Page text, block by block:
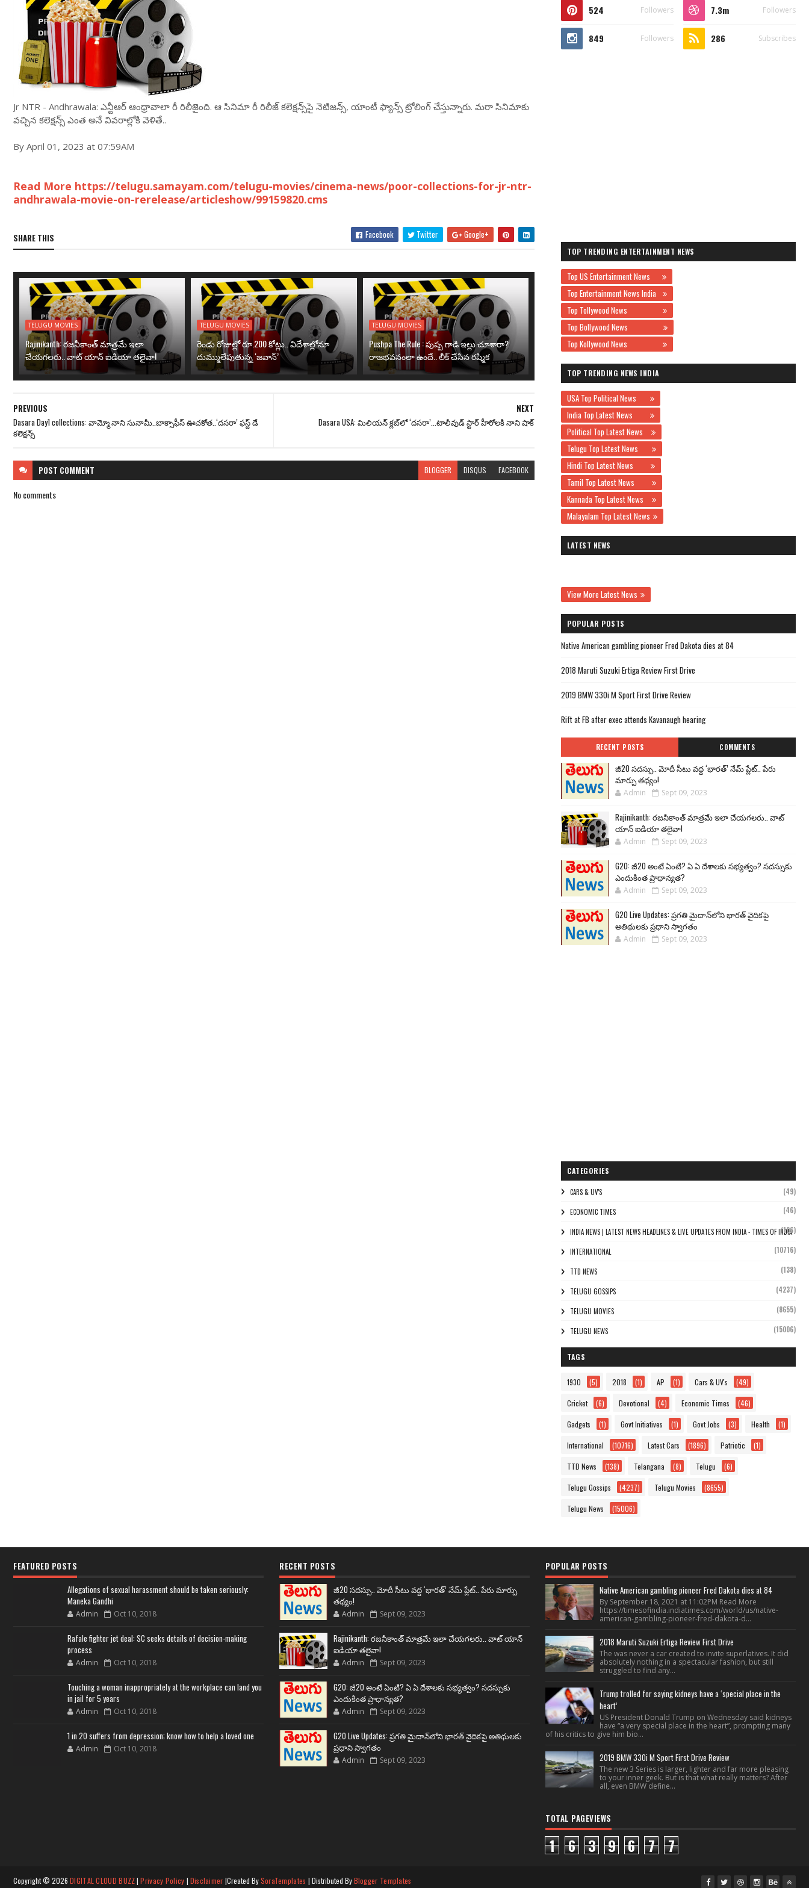
Jr NTR - Andhrawala: ఎన్టీఆర్ ఆంధ్రావాలా రీ రిలీజైంది. ఆ సినిమా రీ రిలీజ్ క‌లెక్ష‌న్స్‌పై నెటిజ‌న్స్, యాంటీ ఫ్యాన్స్ ట్రోలింగ్ చేస్తున్నారు. మరా సినిమాకు
వ‌చ్చిన క‌లెక్ష‌న్స్ ఎంత అనే వివ‌రాల్లోకి వెళితే..
By April 01, 2023 at 07:59AM
Read More https://telugu.samayam.com/telugu-movies/cinema-news/poor-collections-for-jr-ntr-
andhrawala-movie-on-rerelease/articleshow/99159820.cms
SHARE THIS Facebook Twitter Google+
TELUGU MOVIES
Rajinikanth: రజనీకాంత్ మాత్రమే ఇలా
చేయగలరు.. వాట్ యాన్ ఐడియా తలైవా!
TELUGU MOVIES
రెండు రోజుల్లో రూ.200 కోట్లు.. విదేశాల్లోనూ
దుమ్ములేపుతున్న ‘జవాన్’
TELUGU MOVIES
Pushpa The Rule : పుష్ప గాడి ఇల్లు చూశారా?
రాజభవనంలా ఉందే.. లీక్ చేసిన రష్మిక
NEXT
Dasara USA: మిలియన్ క్లబ్‌లో ‘దసరా’...టాలీవుడ్ స్టార్ హీరోలకి నాని షాక్
PREVIOUS
Dasara Day1 collections: వామ్మో నాని సునామీ..బాక్సాఫీస్ ఊచ‌కోత‌..‘దసరా’ ఫ‌స్ట్ డే
క‌లెక్ష‌న్స్‌
POST COMMENT BLOGGER DISQUS FACEBOOK
No comments
524 Followers 7.3m Followers
849 Followers 286 Subscribes
TOP TRENDING ENTERTAINMENT NEWS
Top US Entertainment News
Top Entertainment News India
Top Tollywood News
Top Bollywood News
Top Kollywood News
TOP TRENDING NEWS INDIA
USA Top Political News
India Top Latest News
Political Top Latest News
Telugu Top Latest News
Hindi Top Latest News
Tamil Top Latest News
Kannada Top Latest News
Malayalam Top Latest News
LATEST NEWS
View More Latest News
POPULAR POSTS
Native American gambling pioneer Fred Dakota dies at 84
2018 Maruti Suzuki Ertiga Review First Drive
2019 BMW 330i M Sport First Drive Review
Rift at FB after exec attends Kavanaugh hearing
RECENT POSTS COMMENTS
జీ20 సదస్సు.. మోదీ సీటు వద్ద ‘భారత్’ నేమ్ ప్లేట్‌.. పేరు
మార్పు తథ్యం!
Admin Sept 09, 2023
Rajinikanth: రజనీకాంత్ మాత్రమే ఇలా చేయగలరు.. వాట్
యాన్ ఐడియా తలైవా!
Admin Sept 09, 2023
G20: జీ20 అంటే ఏంటి? ఏ ఏ దేశాలకు సభ్యత్వం? సదస్సుకు
ఎందుకింత ప్రాధాన్యత?
Admin Sept 09, 2023
G20 Live Updates: ప్రగతి మైదాన్‌లోని భారత్ వైదికపై
అతిథులకు ప్రధాని స్వాగతం
Admin Sept 09, 2023
CATEGORIES
CARS & UV'S (49)
ECONOMIC TIMES (46)
INDIA NEWS | LATEST NEWS HEADLINES & LIVE UPDATES FROM INDIA - TIMES OF INDIA
(106)
INTERNATIONAL (10716)
TTD NEWS (138)
TELUGU GOSSIPS (4237)
TELUGU MOVIES (8655)
TELUGU NEWS (15006)
TAGS
1930 (5) 2018 (1) AP (1) Cars & UV's (49)
Cricket (6) Devotional (4) Economic Times (46)
Gadgets (1) Govt Initiatives (1) Govt Jobs (3) Health (1)
International (10716) Latest Cars (1896) Patriotic (1)
TTD News (138) Telangana (8) Telugu (6)
Telugu Gossips (4237) Telugu Movies (8655)
Telugu News (15006)
FEATURED POSTS
Allegations of sexual harassment should be taken seriously:
Maneka Gandhi
Admin Oct 10, 2018
Rafale fighter jet deal: SC seeks details of decision-making
process
Admin Oct 10, 2018
Touching a woman inappropriately at the workplace can land you
in jail for 5 years
Admin Oct 10, 2018
1 in 20 suffers from depression; know how to help a loved one
Admin Oct 10, 2018
RECENT POSTS
జీ20 సదస్సు.. మోదీ సీటు వద్ద ‘భారత్’ నేమ్ ప్లేట్‌.. పేరు మార్పు
తథ్యం!
Admin Sept 09, 2023
Rajinikanth: రజనీకాంత్ మాత్రమే ఇలా చేయగలరు.. వాట్ యాన్
ఐడియా తలైవా!
Admin Sept 09, 2023
G20: జీ20 అంటే ఏంటి? ఏ ఏ దేశాలకు సభ్యత్వం? సదస్సుకు
ఎందుకింత ప్రాధాన్యత?
Admin Sept 09, 2023
G20 Live Updates: ప్రగతి మైదాన్‌లోని భారత్ వైదికపై అతిథులకు
ప్రధాని స్వాగతం
Admin Sept 09, 2023
POPULAR POSTS
Native American gambling pioneer Fred Dakota dies at 84
By September 18, 2021 at 11:02PM Read More
https://timesofindia.indiatimes.com/world/us/native-
american-gambling-pioneer-fred-dakota-d...
2018 Maruti Suzuki Ertiga Review First Drive
The was never a car created to invite superlatives. It did
absolutely nothing in a spectacular fashion, but still
struggled to find any...
Trump trolled for saying kidneys have a ‘special place in the
heart’
US President Donald Trump on Wednesday said kidneys
have “a very special place in the heart”, prompting many
of his critics to give him bio...
2019 BMW 330i M Sport First Drive Review
The new 3 Series is larger, lighter and far more pleasing
to your inner geek. But is that what really matters? After
all, even BMW define...
TOTAL PAGEVIEWS
1 6 3 9 6 7 7
Copyright © 2026 DIGITAL CLOUD BUZZ|Privacy Policy | Disclaimer |Created BySoraTemplates | Distributed ByBlogger Templates